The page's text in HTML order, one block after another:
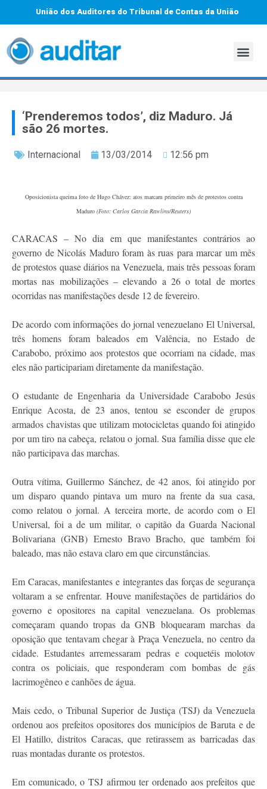
União dos Auditores do Tribunal de Contas da União
‘Prenderemos todos’, diz Maduro. Já
são 26 mortes.
Internacional 13/03/2014 12:56 pm
Oposicionista queima foto de Hugo Chávez: atos marcam primeiro mês de protestos contra
Maduro (Foto: Carlos Garcia Rawlins/Reuters)
CARACAS – No dia em que manifestantes contrários ao
governo de Nicolás Maduro foram às ruas para marcar um mês
de protestos quase diários na Venezuela, mais três pessoas foram
mortas nas mobilizações – elevando a 26 o total de mortes
ocorridas nas manifestações desde 12 de fevereiro.
De acordo com informações do jornal venezuelano El Universal,
três homens foram baleados em Valência, no Estado de
Carabobo, próximo aos protestos que ocorriam na cidade, mas
eles não participariam diretamente da manifestação.
O estudante de Engenharia da Universidade Carabobo Jesús
Enrique Acosta, de 23 anos, tentou se esconder de grupos
armados chavistas que utilizam motocicletas quando foi atingido
por um tiro na cabeça, relatou o jornal. Sua família disse que ele
não participava das marchas.
Outra vítima, Guillermo Sánchez, de 42 anos, foi atingido por
um disparo quando pintava um muro na frente da sua casa,
como relatou o jornal. A terceira morte, de acordo com o El
Universal, foi a de um militar, o capitão da Guarda Nacional
Bolivariana (GNB) Ernesto Bravo Bracho, que também foi
baleado, mas não estava claro em que circunstâncias.
Em Caracas, manifestantes e integrantes das forças de segurança
voltaram a se enfrentar. Houve manifestações de partidários do
governo e opositores na capital venezuelana. Os problemas
começaram quando tropas da GNB bloquearam marchas da
oposição que tentavam chegar à Praça Venezuela, no centro da
cidade. Estudantes arremessaram pedras e coquetéis molotov
contra os policiais, que responderam com bombas de gás
lacrimogêneo e canhões de água.
Mais cedo, o Tribunal Superior de Justiça (TSJ) da Venezuela
ordenou aos prefeitos opositores dos municípios de Baruta e de
El Hatillo, distritos Caracas, que retirassem as barricadas das
ruas montadas durante os protestos.
Em comunicado, o TSJ afirmou ter ordenado aos prefeitos que